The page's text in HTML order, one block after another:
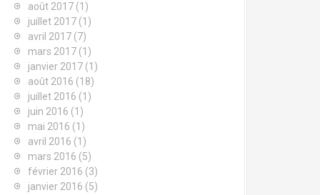
août 2017 (1)
juillet 2017 (1)
avril 2017 (7)
mars 2017 (1)
janvier 2017 (1)
août 2016 (18)
juillet 2016 (1)
juin 2016 (1)
mai 2016 (1)
avril 2016 (1)
mars 2016 (5)
février 2016 (3)
janvier 2016 (5)